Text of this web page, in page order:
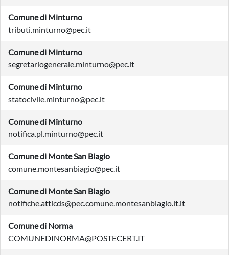
Comune di Minturno
tributi.minturno@pec.it
Comune di Minturno
segretariogenerale.minturno@pec.it
Comune di Minturno
statocivile.minturno@pec.it
Comune di Minturno
notifica.pl.minturno@pec.it
Comune di Monte San Biagio
comune.montesanbiagio@pec.it
Comune di Monte San Biagio
notifiche.atticds@pec.comune.montesanbiagio.lt.it
Comune di Norma
COMUNEDINORMA@POSTECERT.IT